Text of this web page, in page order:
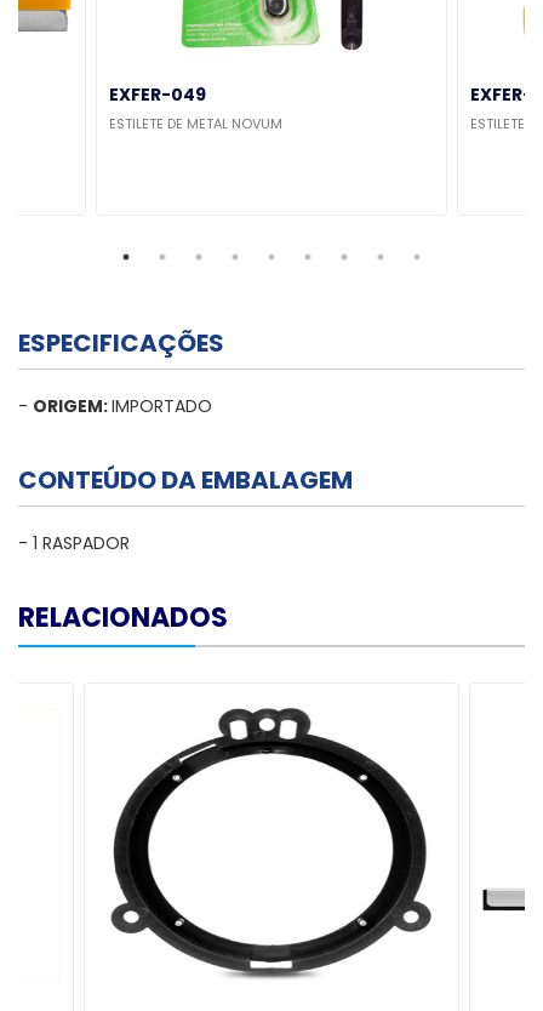
EXFER-049
ESTILETE DE METAL NOVUM
EXFER-
ESTILETE
ESPECIFICAÇÕES
- ORIGEM:IMPORTADO
CONTEÚDO DA EMBALAGEM
- 1 RASPADOR
RELACIONADOS